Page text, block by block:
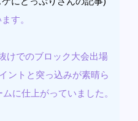
す。
けでのブロック大会出場
ントと突っ込みが素晴ら
に仕上がっていました。